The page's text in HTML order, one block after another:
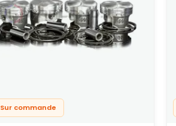
Sur commande